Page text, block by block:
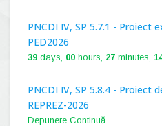
PNCDI IV, SP 5.7.1 - Proiect
PED2026
39 days, 00 hours, 27 minutes,
PNCDI IV, SP 5.8.4 - Proiect
REPREZ-2026
Depunere Continuă